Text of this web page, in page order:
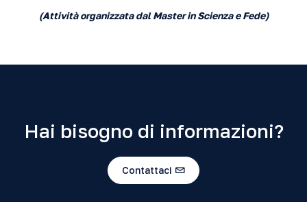
(Attività organizzata dal Master in Scienza e Fede)
Hai bisogno di informazioni?
Contattaci